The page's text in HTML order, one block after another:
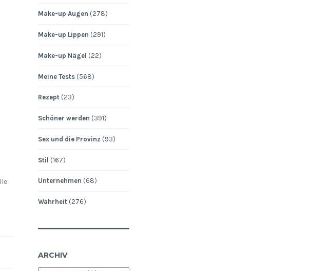
Make-up Augen (278)
Make-up Lippen (291)
Make-up Nägel (22)
Meine Tests(568)
Rezept(23)
Schöner werden (391)
Sex und die Provinz (93)
Stil (167)
Unternehmen (68)
Wahrheit(276)
ARCHIV